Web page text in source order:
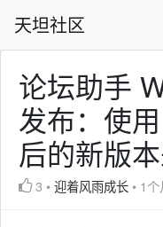
天坦社区
论坛助手
发布：使
后的新版本
3 •迎着风雨成长 • 1